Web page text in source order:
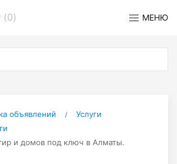
(0) МЕНЮ
объявлений
Услуги
и домов под ключ в Алматы.